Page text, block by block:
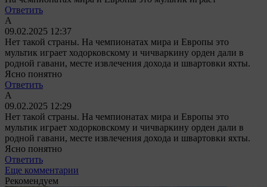
Ответить
А
09.02.2025 12:37
Нет такой страны. На чемпионатах мира и Европы это
мультик играет ходорковскому и чичваркину орден дали в
родной гавани, месте извлечения дохода и швартовки яхты.
Ясно понятно
Ответить
А
09.02.2025 12:29
Нет такой страны. На чемпионатах мира и Европы это
мультик играет ходорковскому и чичваркину орден дали в
родной гавани, месте извлечения дохода и швартовки яхты.
Ясно понятно
Ответить
Еще комментарии
Рекомендуем